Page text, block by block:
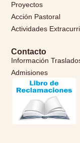
Proyectos
Acción Pastoral
Actividades
Contacto
Información
Admisiones